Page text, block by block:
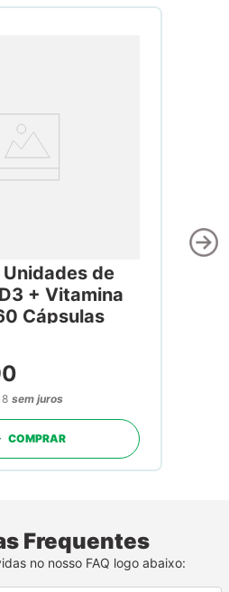
de
+ Vitamina
Cápsulas
sem juros
COMPRAR
Frequentes
no nosso FAQ logo abaixo: